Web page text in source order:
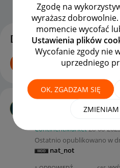
Zgodę na
wyrażasz dobrowolnie.
momencie wycofać
Ustawienia plików
Wycofanie zgody nie
uprzedniego
OK, ZGADZAM SIĘ
ZMIENIAM
Dla Sprzedających
Dyskusje
Allegro One Box
nie został znaleziony
ContinentMarket‎28-08-
Ostatnio opublikowano w
nat_not